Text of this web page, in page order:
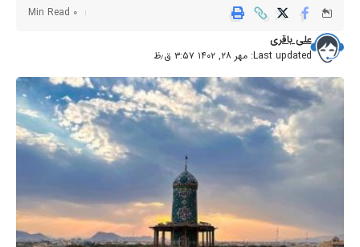
Last updated: مهر ۲۸, ۱۴۰۲ ۳:۵۷ ق٫ظ
علی باقری
0 Min Read